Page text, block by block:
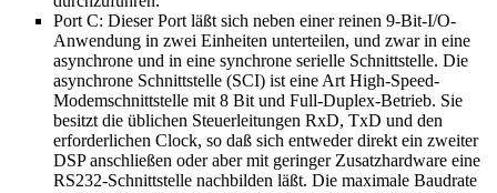
Port C: Dieser Port läßt sich neben einer reinen 9-Bit-I/O-
Anwendung in zwei Einheiten unterteilen, und zwar in eine
asynchrone und in eine synchrone serielle Schnittstelle. Die
asynchrone Schnittstelle (SCI) ist eine Art High-Speed-
Modemschnittstelle mit 8 Bit und Full-Duplex-Betrieb. Sie
besitzt die üblichen Steuerleitungen RxD, TxD und den
erforderlichen Clock, so daß sich entweder direkt ein zweiter
DSP anschließen oder aber mit geringer Zusatzhardware eine
RS232-Schnittstelle nachbilden läßt. Die maximale Baudrate